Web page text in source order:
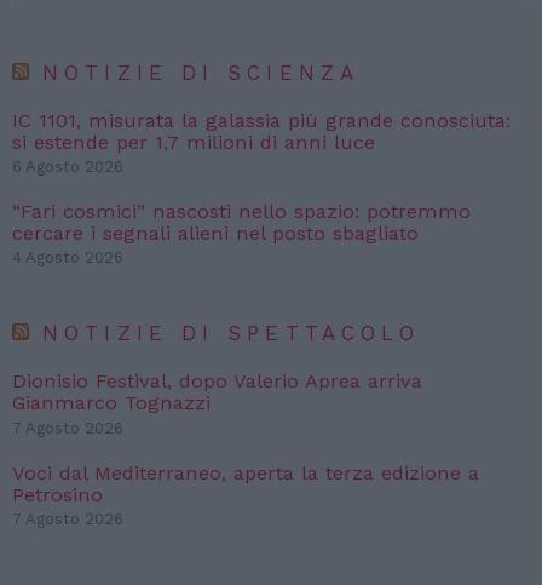
NOTIZIE DI SCIENZA
IC 1101, misurata la galassia più grande conosciuta:
si estende per 1,7 milioni di anni luce
6 Agosto 2026
“Fari cosmici” nascosti nello spazio: potremmo
cercare i segnali alieni nel posto sbagliato
4 Agosto 2026
NOTIZIE DI SPETTACOLO
Dionisio Festival, dopo Valerio Aprea arriva
Gianmarco Tognazzi
7 Agosto 2026
Voci dal Mediterraneo, aperta la terza edizione a
Petrosino
7 Agosto 2026